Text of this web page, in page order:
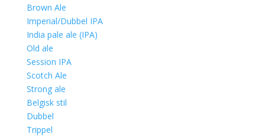
Brown Ale
Imperial/Dubbel IPA
India pale ale (IPA)
Old ale
Session IPA
Scotch Ale
Strong ale
Belgisk stil
Dubbel
Trippel